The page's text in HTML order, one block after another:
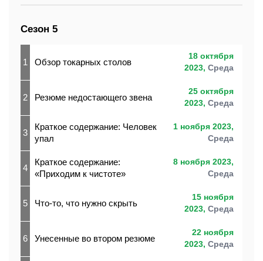
Сезон 5
1 Обзор токарных столов
18 октября
2023, Среда
2 Резюме недостающего звена
25 октября
2023, Среда
3
Краткое содержание: Человек
упал
1 ноября 2023,
Среда
4
Краткое содержание:
«Приходим к чистоте»
8 ноября 2023,
Среда
5 Что-то, что нужно скрыть
15 ноября
2023, Среда
6 Унесенные во втором резюме
22 ноября
2023, Среда